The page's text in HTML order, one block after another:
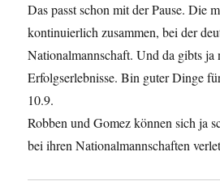
Das passt schon mit der Pause. Die
kontinuierlich zusammen, bei der
Nationalmannschaft. Und da gibts ja
Erfolgserlebnisse. Bin guter Dinge
10.9.
Robben und Gomez können sich ja
bei ihren Nationalmannschaften